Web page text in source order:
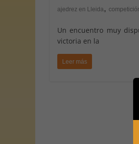
ajedrez en Lleida,
Un encuentro muy
victoria en la
Leer más